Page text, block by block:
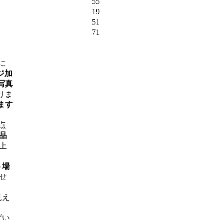
19
51
71
加
真
ま
す
場
い